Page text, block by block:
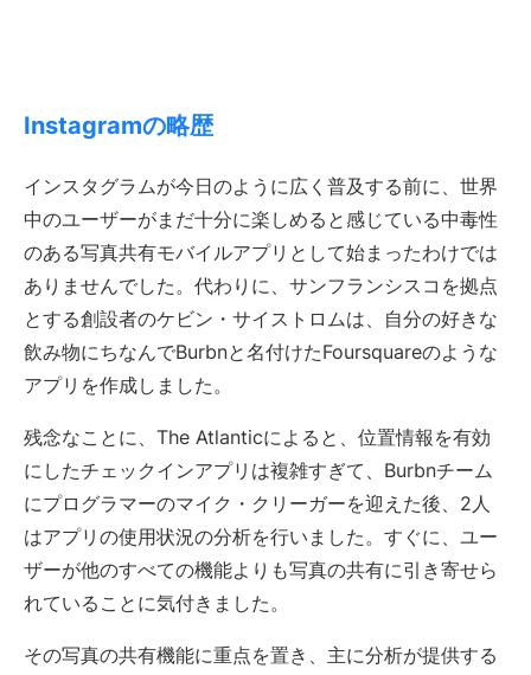
Instagramの略歴
インスタグラムが今日のように広く普及する前に、世界
中のユーザーがまだ十分に楽しめると感じている中毒性
のある写真共有モバイルアプリとして始まったわけでは
ありませんでした。代わりに、サンフランシスコを拠点
とする創設者のケビン・サイストロムは、自分の好きな
飲み物にちなんでBurbnと名付けたFoursquareのような
アプリを作成しました。
残念なことに、The Atlanticによると、位置情報を有効
にしたチェックインアプリは複雑すぎて、Burbnチーム
にプログラマーのマイク・クリーガーを迎えた後、2人
はアプリの使用状況の分析を行いました。すぐに、ユー
ザーが他のすべての機能よりも写真の共有に引き寄せら
れていることに気付きました。
その写真の共有機能に重点を置き、主に分析が提供する